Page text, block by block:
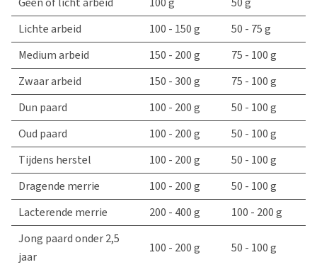
Lichte arbeid
100 - 150 g
50 - 75 g
Medium arbeid
150 - 200 g
75 - 100 g
Zwaar arbeid
150 - 300 g
75 - 100 g
Dun paard
100 - 200 g
50 - 100 g
Oud paard
100 - 200 g
50 - 100 g
Tijdens herstel
100 - 200 g
50 - 100 g
Dragende merrie
100 - 200 g
50 - 100 g
Lacterende merrie
200 - 400 g
100 - 200 g
Jong paard onder 2,5
jaar
100 - 200 g 50 - 100 g